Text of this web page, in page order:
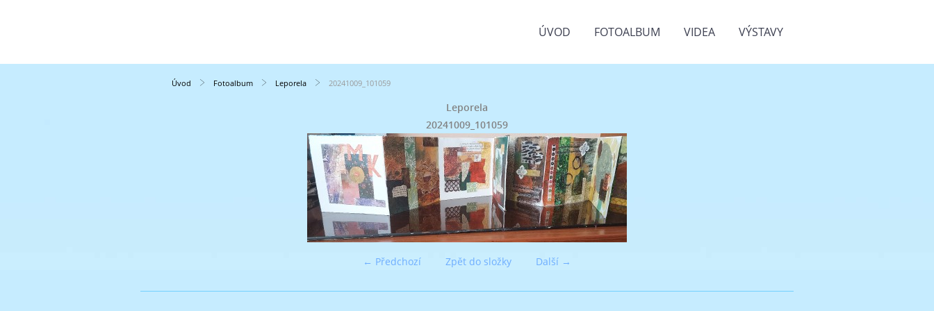
ÚVOD FOTOALBUM VIDEA VÝSTAVY
Úvod Fotoalbum Leporela 20241009_101059
Leporela
20241009_101059
← Předchozí Další →
Zpět do složky